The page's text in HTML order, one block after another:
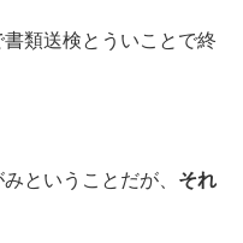
類送検とういことで終
ということだが、 それ